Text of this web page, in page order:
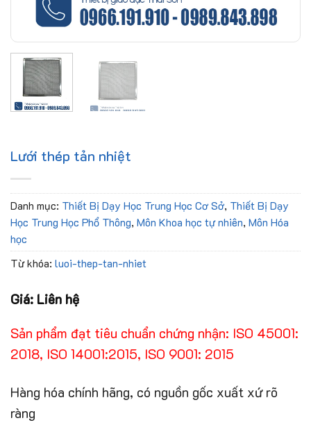
Lưới thép tản nhiệt
Danh mục: Thiết Bị Dạy Học Trung Học Cơ Sở, Thiết Bị Dạy
Học Trung Học Phổ Thông, Môn Khoa học tự nhiên, Môn Hóa
học
Từ khóa: luoi-thep-tan-nhiet
Giá: Liên hệ
Sản phẩm đạt tiêu chuẩn chứng nhận: ISO 45001:
2018, ISO 14001:2015, ISO 9001: 2015
Hàng hóa chính hãng, có nguồn gốc xuất xứ rõ
ràng